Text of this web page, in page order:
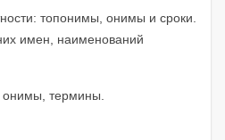
топонимы, онимы и сроки.
имен, наименований
онимы, термины.